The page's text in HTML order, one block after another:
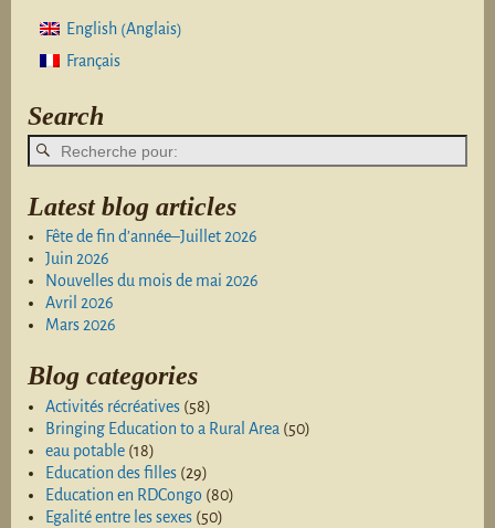
English (Anglais)
Français
Search
Latest blog articles
Fête de fin d’année–Juillet 2026
Juin 2026
Nouvelles du mois de mai 2026
Avril 2026
Mars 2026
Blog categories
Activités récréatives (58)
Bringing Education to a Rural Area (50)
eau potable (18)
Education des filles (29)
Education en RDCongo (80)
Egalité entre les sexes (50)